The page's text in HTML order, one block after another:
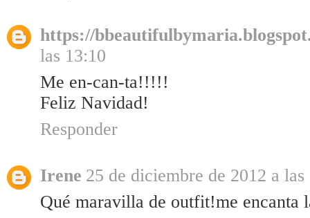
https://
las 13:10
Me en-can-ta!!!!!
Feliz Navidad!
Responder
Irene 25 de diciembre de 2012 a las
Qué maravilla de outfit!me encanta